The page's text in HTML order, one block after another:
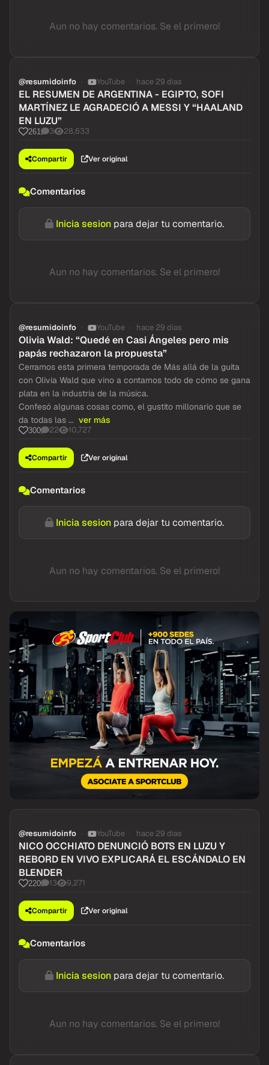
Aun no hay comentarios. Se el primero!
@resumidoinfo YouTube hace 29 dias
EL RESUMEN DE ARGENTINA - EGIPTO, SOFI
MARTÍNEZ LE AGRADECIÓ A MESSI Y “HAALAND
EN LUZU”
261 3 28,633
Compartir Ver original
Comentarios
Inicia sesion para dejar tu comentario.
Aun no hay comentarios. Se el primero!
@resumidoinfo YouTube hace 29 dias
Olivia Wald: “Quedé en Casi Ángeles pero mis
papás rechazaron la propuesta”
Cerramos esta primera temporada de Más allá de la guita
con Olivia Wald que vino a contarnos todo de cómo se gana
plata en la industria de la música.
Confesó algunas cosas como, el gustito millonario que se
da todas las ... ver más
300 22 10,727
Compartir Ver original
Comentarios
Inicia sesion para dejar tu comentario.
Aun no hay comentarios. Se el primero!
@resumidoinfo YouTube hace 29 dias
NICO OCCHIATO DENUNCIÓ BOTS EN LUZU Y
REBORD EN VIVO EXPLICARÁ EL ESCÁNDALO EN
BLENDER
220 13 9,271
Compartir Ver original
Comentarios
Inicia sesion para dejar tu comentario.
Aun no hay comentarios. Se el primero!